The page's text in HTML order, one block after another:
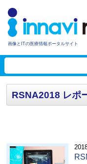
画像とITの医療情報ポータルサイト
RSNA2018 レポ